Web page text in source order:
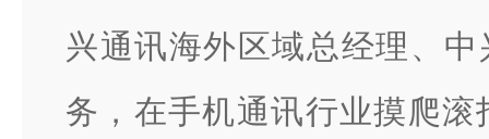
兴通讯海外区域总经理、
务，在手机通讯行业摸爬